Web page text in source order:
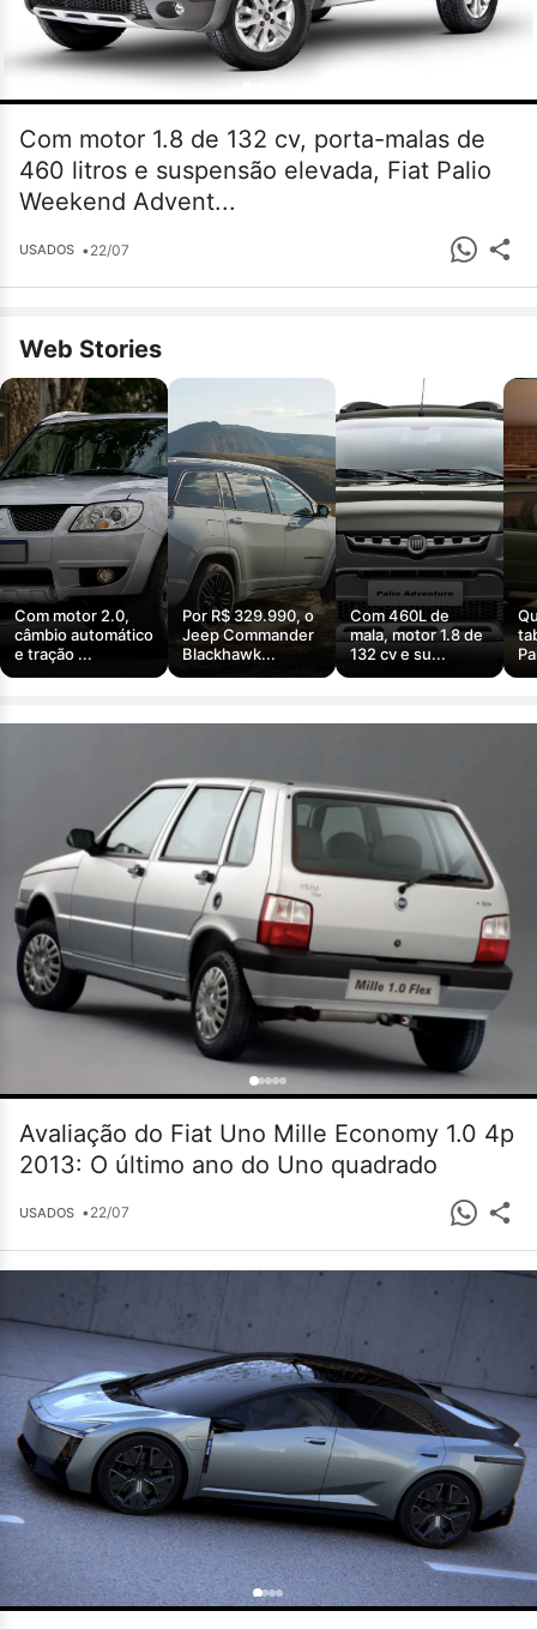
Com motor 1.8 de 132 cv, porta-malas de
460 litros e suspensão elevada, Fiat Palio
Weekend Advent...
USADOS •22/07
Web Stories
Com motor 2.0,
câmbio automático
e tração ...
Por R$ 329.990, o
Jeep Commander
Blackhawk...
Com 460L de
mala, motor 1.8 de
132 cv e su...
Avaliação do Fiat Uno Mille Economy 1.0 4p
2013: O último ano do Uno quadrado
USADOS •22/07